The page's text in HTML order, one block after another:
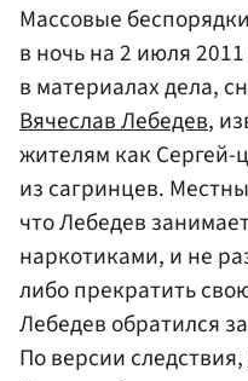
Массовые
в ночь на 2 июля
в материалах дела,
Вячеслав Лебедев,
жителям как Сергей-
из сагринцев.
что Лебедев
наркотиками, и не
либо прекратить
Лебедев обратился
По версии следствия,